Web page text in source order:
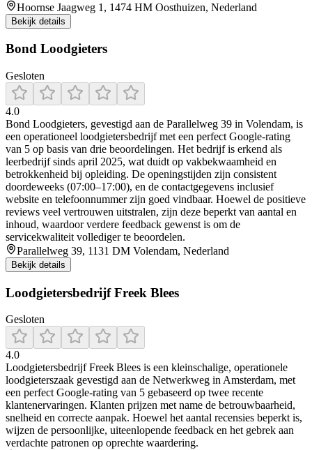
Hoornse Jaagweg 1, 1474 HM Oosthuizen, Nederland
Bekijk details
Bond Loodgieters
Gesloten
4.0
Bond Loodgieters, gevestigd aan de Parallelweg 39 in Volendam, is
een operationeel loodgietersbedrijf met een perfect Google-rating
van 5 op basis van drie beoordelingen. Het bedrijf is erkend als
leerbedrijf sinds april 2025, wat duidt op vakbekwaamheid en
betrokkenheid bij opleiding. De openingstijden zijn consistent
doordeweeks (07:00–17:00), en de contactgegevens inclusief
website en telefoonnummer zijn goed vindbaar. Hoewel de positieve
reviews veel vertrouwen uitstralen, zijn deze beperkt van aantal en
inhoud, waardoor verdere feedback gewenst is om de
servicekwaliteit vollediger te beoordelen.
Parallelweg 39, 1131 DM Volendam, Nederland
Bekijk details
Loodgietersbedrijf Freek Blees
Gesloten
4.0
Loodgietersbedrijf Freek Blees is een kleinschalige, operationele
loodgieterszaak gevestigd aan de Netwerkweg in Amsterdam, met
een perfect Google-rating van 5 gebaseerd op twee recente
klantenervaringen. Klanten prijzen met name de betrouwbaarheid,
snelheid en correcte aanpak. Hoewel het aantal recensies beperkt is,
wijzen de persoonlijke, uiteenlopende feedback en het gebrek aan
verdachte patronen op oprechte waardering.